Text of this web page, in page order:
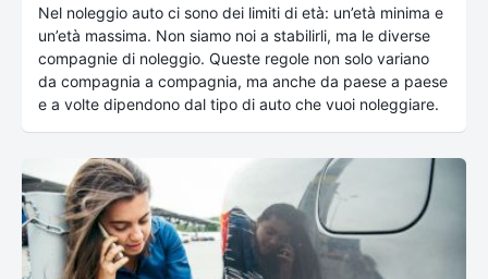
Nel noleggio auto ci sono dei limiti di età: un’età minima e
un’età massima. Non siamo noi a stabilirli, ma le diverse
compagnie di noleggio. Queste regole non solo variano
da compagnia a compagnia, ma anche da paese a paese
e a volte dipendono dal tipo di auto che vuoi noleggiare.